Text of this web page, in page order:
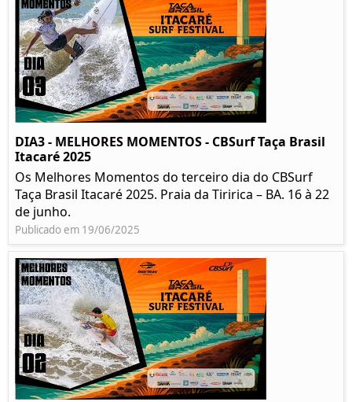
DIA3 - MELHORES MOMENTOS - CBSurf Taça Brasil
Itacaré 2025
Os Melhores Momentos do terceiro dia do CBSurf
Taça Brasil Itacaré 2025. Praia da Tiririca – BA. 16 à 22
de junho.
Publicado em 19/06/2025